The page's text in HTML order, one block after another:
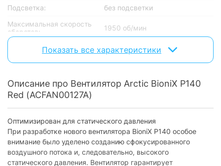
Подсветка:
без подсветки
Максимальная скорость
оборотов:
1950 об/мин
Воздушный поток:
77.6 CFM
Уровень шума:
26 дБ
Питание
Разъем питания:
Номинальное напряжение:
12 В
Номинальный ток:
0.15 A
Особенности
Показать все характеристики
Описание про Вентилятор Arctic BioniX P140
Red (ACFAN00127A)
Оптимизирован для статического давления
При разработке нового вентилятора BioniX P140 особое
внимание было уделено созданию сфокусированного
воздушного потока и, следовательно, высокого
статического давления. Вентилятор гарантирует